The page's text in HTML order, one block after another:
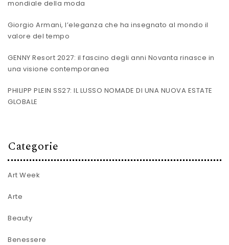
mondiale della moda
Giorgio Armani, l’eleganza che ha insegnato al mondo il
valore del tempo
GENNY Resort 2027: il fascino degli anni Novanta rinasce in
una visione contemporanea
PHILIPP PLEIN SS27: IL LUSSO NOMADE DI UNA NUOVA ESTATE
GLOBALE
Categorie
Art Week
Arte
Beauty
Benessere